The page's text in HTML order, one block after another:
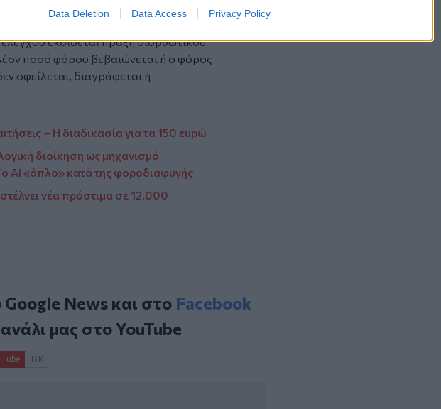
Data Deletion Data Access Privacy Policy
από την κοινοποίηση της εντολής.
εκδίδεται πράξη διορθωτικού
ποσό φόρου βεβαιώνεται ή ο φόρος
οφείλεται, διαγράφεται ή
– Η διαδικασία για τα 150 ευρώ
διοίκηση ως μηχανισμό
ΑΙ «όπλο» κατά της φοροδιαφυγής
νέα πρόστιμα σε 12.000
Google Newsκαι στο Facebook
μας στοYouTube